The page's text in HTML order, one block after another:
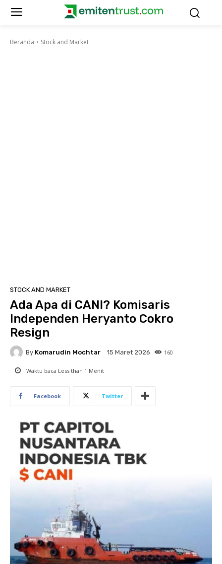
Beranda Stock and Market
STOCK AND MARKET
Ada Apa di CANI? Komisaris
Independen Heryanto Cokro
Resign
By Komarudin Mochtar 15 Maret 2026 160
: Waktu baca Less than 1 Menit
Facebook Twitter